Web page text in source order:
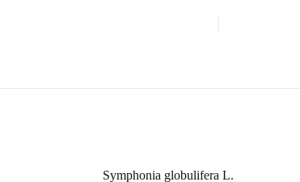
Symphonia globulifera L.